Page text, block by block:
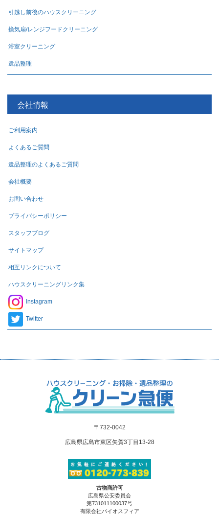
引越し前後のハウスクリーニング
換気扇/レンジフードクリーニング
浴室クリーニング
遺品整理
会社情報
ご利用案内
よくあるご質問
遺品整理のよくあるご質問
会社概要
お問い合わせ
プライバシーポリシー
スタッフブログ
サイトマップ
相互リンクについて
ハウスクリーニングリンク集
Instagram
Twitter
〒732-0042
広島県広島市東区矢賀3丁目13-28
古物商許可
広島県公安委員会
第731011100037号
有限会社バイオスフィア